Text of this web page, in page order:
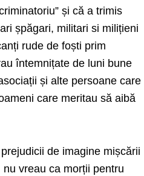
și că a trimis
șpăgari, militari si milițieni
rude de foști prim
întemnițate de luni bune
și alte persoane care
care meritau să aibă
de imagine mișcării
vreau ca morții pentru